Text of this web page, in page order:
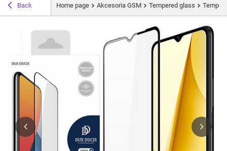
Back Home page Akcesoria GSM Tempered glass